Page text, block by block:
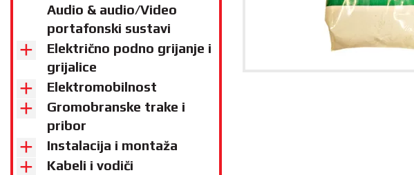
Audio & audio/Video
portafonski sustavi
Električno podno grijanje i
grijalice
Elektromobilnost
Gromobranske trake i
pribor
Instalacija i montaža
Kabeli i vodiči